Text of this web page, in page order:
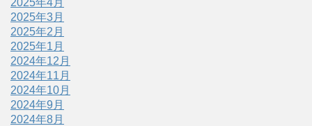
2025年3月
2025年2月
2025年1月
2024年12月
2024年11月
2024年10月
2024年9月
2024年8月